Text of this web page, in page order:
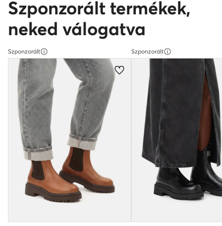
Szponzorált termékek,
neked válogatva
Szponzorált Szponzorált